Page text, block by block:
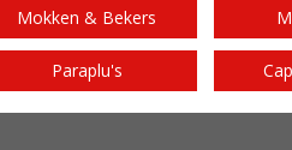
Mokken & Bekers
Paraplu's